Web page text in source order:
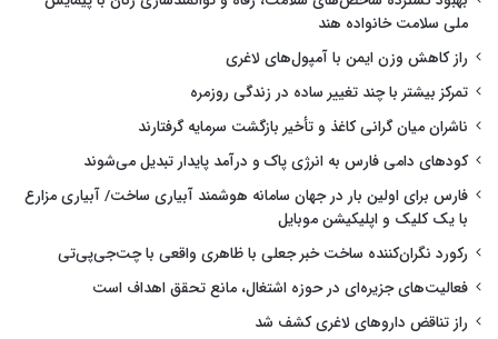
ملی سلامت خانواده هند
راز کاهش وزن ایمن با آمپول‌های لاغری
تمرکز بیشتر با چند تغییر ساده در زندگی روزمره
ناشران میان گرانی کاغذ و تأخیر بازگشت سرمایه گرفتارند
کودهای دامی فارس به انرژی پاک و درآمد پایدار تبدیل می‌شوند
فارس برای اولین بار در جهان سامانه هوشمند آبیاری ساخت/ آبیاری مزارع
با یک کلیک و اپلیکیشن موبایل
رکورد نگران‌کننده ساخت خبر جعلی با ظاهری واقعی با چت‌جی‌پی‌تی
فعالیت‌های جزیره‌ای در حوزه اشتغال، مانع تحقق اهداف است
راز تناقض داروهای لاغری کشف شد